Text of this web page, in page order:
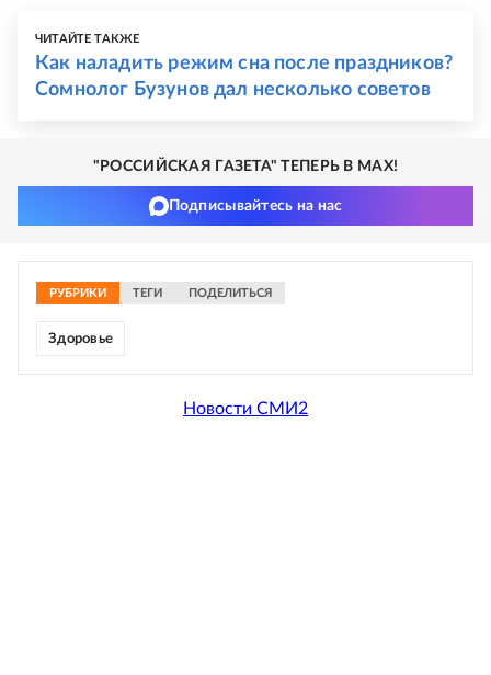
ЧИТАЙТЕ ТАКЖЕ
Как наладить режим сна после праздников?
Сомнолог Бузунов дал несколько советов
"РОССИЙСКАЯ ГАЗЕТА" ТЕПЕРЬ В MAX!
Подписывайтесь на нас
РУБРИКИ ТЕГИ ПОДЕЛИТЬСЯ
Здоровье
Новости СМИ2